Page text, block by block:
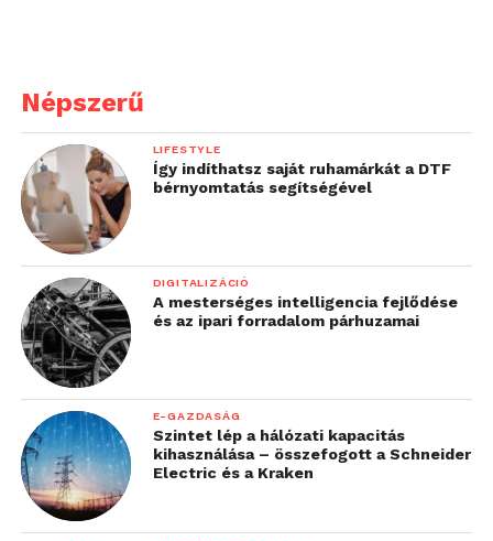
Népszerű
LIFESTYLE
Így indíthatsz saját ruhamárkát a DTF
bérnyomtatás segítségével
DIGITALIZÁCIÓ
A mesterséges intelligencia fejlődése
és az ipari forradalom párhuzamai
E-GAZDASÁG
Szintet lép a hálózati kapacitás
kihasználása – összefogott a Schneider
Electric és a Kraken